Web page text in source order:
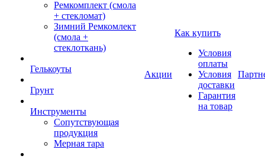
Ремкомплект (смола
+ стекломат)
Зимний Ремкомлект
(смола +
стеклоткань)
Гелькоуты
Грунт
Инструменты
Сопутствующая
продукция
Мерная тара
Акции
Как купить
Условия
оплаты
Условия
доставки
Гарантия
на товар